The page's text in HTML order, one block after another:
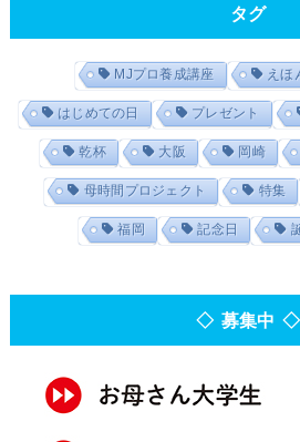
タグ
MJプロ養成講座 えほ
はじめての日 プレゼント
乾杯 大阪 岡崎
母時間プロジェクト 特集
福岡 記念日
◇ 募集中 ◇